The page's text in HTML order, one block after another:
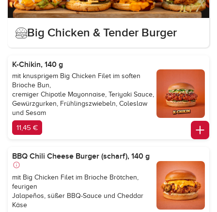
Big Chicken & Tender Burger
K-Chikin, 140 g
mit knusprigem Big Chicken Filet im soften
Brioche Bun,
cremiger Chipotle Mayonnaise, Teriyaki Sauce,
Gewürzgurken, Frühlingszwiebeln, Coleslaw
und Sesam
11,45 €
BBQ Chili Cheese Burger (scharf), 140 g
mit Big Chicken Filet im Brioche Brötchen,
feurigen
Jalapeños, süßer BBQ-Sauce und Cheddar
Käse